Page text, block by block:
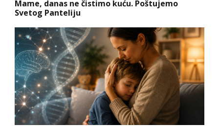
Mame, danas ne čistimo kuću. Poštujemo
Svetog Panteliju